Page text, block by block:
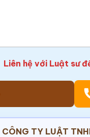
Liên hệ với Luật sư
CÔNG TY LUẬT